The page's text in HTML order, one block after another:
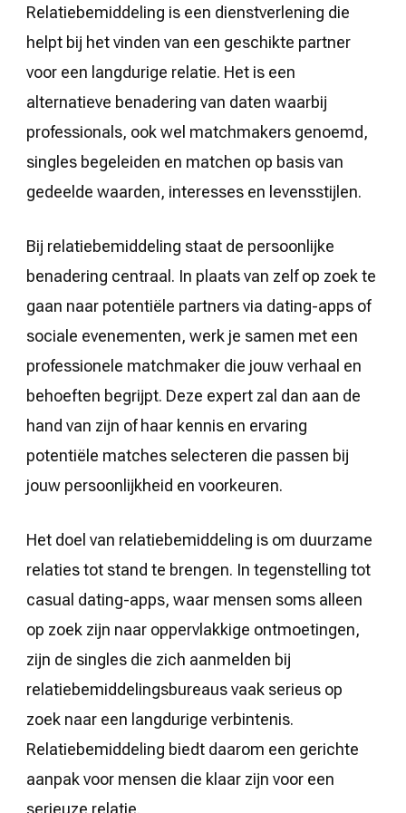
Relatiebemiddeling is een dienstverlening die
helpt bij het vinden van een geschikte partner
voor een langdurige relatie. Het is een
alternatieve benadering van daten waarbij
professionals, ook wel matchmakers genoemd,
singles begeleiden en matchen op basis van
gedeelde waarden, interesses en levensstijlen.
Bij relatiebemiddeling staat de persoonlijke
benadering centraal. In plaats van zelf op zoek te
gaan naar potentiële partners via dating-apps of
sociale evenementen, werk je samen met een
professionele matchmaker die jouw verhaal en
behoeften begrijpt. Deze expert zal dan aan de
hand van zijn of haar kennis en ervaring
potentiële matches selecteren die passen bij
jouw persoonlijkheid en voorkeuren.
Het doel van relatiebemiddeling is om duurzame
relaties tot stand te brengen. In tegenstelling tot
casual dating-apps, waar mensen soms alleen
op zoek zijn naar oppervlakkige ontmoetingen,
zijn de singles die zich aanmelden bij
relatiebemiddelingsbureaus vaak serieus op
zoek naar een langdurige verbintenis.
Relatiebemiddeling biedt daarom een gerichte
aanpak voor mensen die klaar zijn voor een
serieuze relatie.